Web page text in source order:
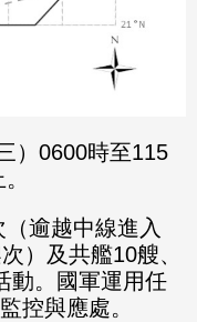
）0600時至115
逾越中線進入
）及共艦10艘、
動。國軍運用任
控與應處。